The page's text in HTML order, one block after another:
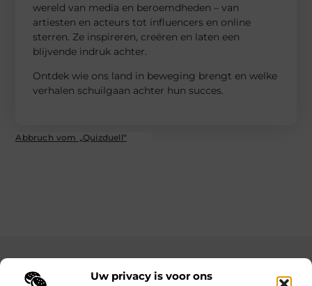
Uw privacy is voor ons
wereld van media en beroemdheden – van
artiesten en acteurs tot influencers en online
sterren. Ze inspireren, creëren en laten een
blijvende indruk achter.
Ontdek wie ons land in beweging brengt en welke
verhalen schuilgaan achter hun succes.
Abbruch vom „Quizduell“
Main Links